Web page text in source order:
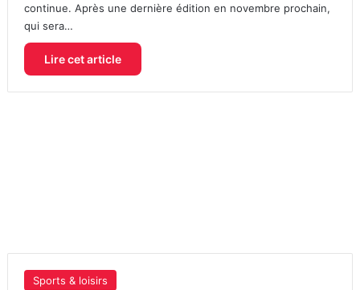
continue. Après une dernière édition en novembre prochain,
qui sera…
Lire cet article
Sports & loisirs